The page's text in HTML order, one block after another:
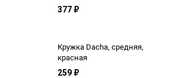
377 ₽
Кружка Dacha, средняя,
красная
259 ₽